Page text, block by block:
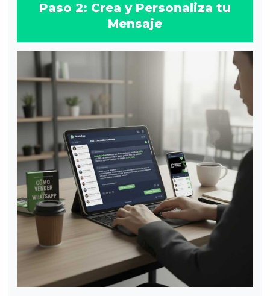
Paso 2: Crea y Personaliza tu
Mensaje